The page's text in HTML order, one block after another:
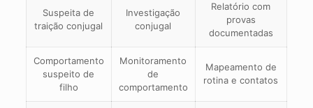
Suspeita de
traição conjugal
Investigação
conjugal
Relatório com
provas
documentadas
Comportamento
suspeito de
filho
Monitoramento
de
comportamento
Mapeamento de
rotina e contatos